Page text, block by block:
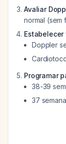
Avaliar
normal (sem
Doppler
Programar
38-39
37